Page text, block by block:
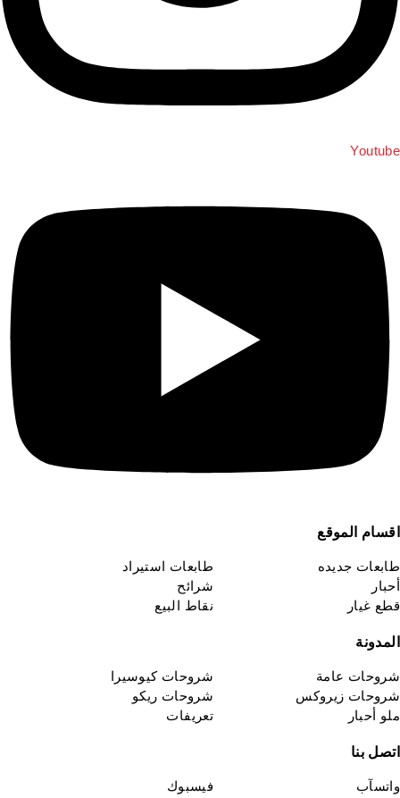
الموقع
جديده
طابعات استيراد
شرائح
غيار
نقاط البيع
عامة
شروحات كيوسيرا
زيروكس
شروحات ريكو
أحبار
تعريفات
بنا
فيسبوك